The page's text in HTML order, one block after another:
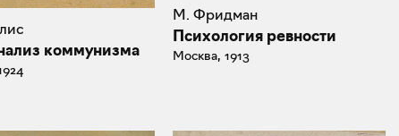
коммунизма
М. Фридман
Психология ревности
Москва, 1913